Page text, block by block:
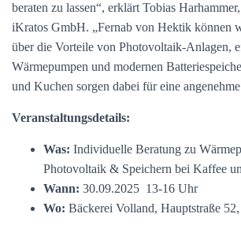
beraten zu lassen“, erklärt Tobias
iKratos GmbH. „Fernab von Hektik können
über die Vorteile von Photovoltaik-Anlagen,
Wärmepumpen und modernen
und Kuchen sorgen dabei für eine
Veranstaltungsdetails:
Was: Individuelle Beratung zu
Photovoltaik & Speichern bei Kaffee
Wann: 30.09.2025 13-16 Uhr
Wo: Bäckerei Volland, Hauptstraße